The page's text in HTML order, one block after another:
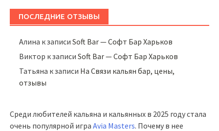
ПОСЛЕДНИЕ ОТЗЫВЫ
Алина к записиSoft Bar — Софт Бар Харьков
Виктор к записиSoft Bar — Софт Бар Харьков
Татьяна к записи На Связи кальян бар, цены,
отзывы
Среди любителей кальяна и кальянных в 2025 году стала
очень популярной игра Avia Masters. Почему в нее